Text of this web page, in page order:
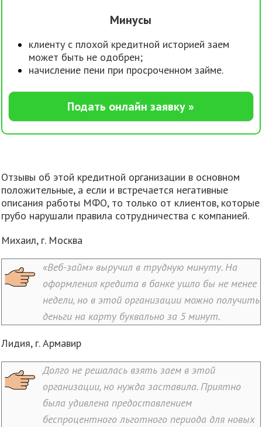
Минусы
клиенту с плохой кредитной историей заем
может быть не одобрен;
начисление пени при просроченном займе.
Подать онлайн заявку »
Отзывы об этой кредитной организации в основном
положительные, а если и встречается негативные
описания работы МФО, то только от клиентов, которые
грубо нарушали правила сотрудничества с компанией.
Михаил, г. Москва
«Веб-займ» выручил в трудную минуту. На
оформления кредита в банке ушло бы не менее
недели, но в этой организации можно получить
деньги на карту буквально за 5 минут.
Лидия, г. Армавир
Долго не решалась взять заем в этой
организации, но нужда заставила. Приятно
была удивлена предоставлением
беспроцентного льготного периода для новых